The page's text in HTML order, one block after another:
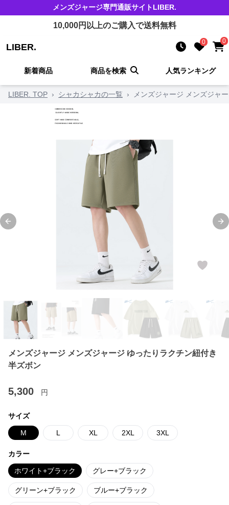
メンズジャージ専門通販サイトLIBER.
10,000円以上のご購入で送料無料
LIBER. 0 0
新着商品 商品を検索 人気ランキング
LIBER. TOP › シャカシャカの一覧 › メンズジャージ メンズジャ
Previous slide
メンズジャージ メンズジャージ ゆったりラクチン紐付き
半ズボン
5,300 円
サイズ
M L XL 2XL 3XL
カラー
ホワイト+ブラック グレー+ブラック
グリーン+ブラック ブルー+ブラック